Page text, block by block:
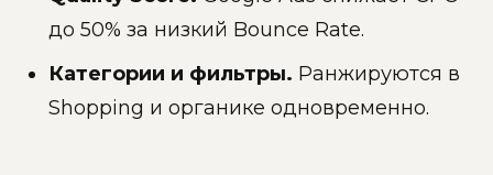
до 50% за низкий Bounce Rate.
Категории и фильтры. Ранжируются в
Shopping и органике одновременно.